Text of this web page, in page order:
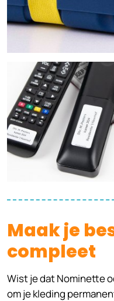
Maak je
compleet
Wist je dat Nominette
om je kleding